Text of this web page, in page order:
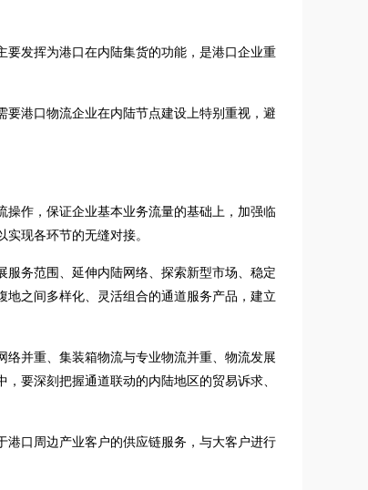
要发挥为港口在内陆集货的功能，是港口企业重
港口物流企业在内陆节点建设上特别重视，避
作，保证企业基本业务流量的基础上，加强临
现各环节的无缝对接。
务范围、延伸内陆网络、探索新型市场、稳定
之间多样化、灵活组合的通道服务产品，建立
并重、集装箱物流与专业物流并重、物流发展
要深刻把握通道联动的内陆地区的贸易诉求、
口周边产业客户的供应链服务，与大客户进行